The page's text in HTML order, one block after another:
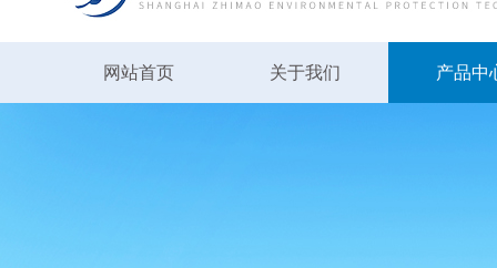
网站首页 关于我们 产品中